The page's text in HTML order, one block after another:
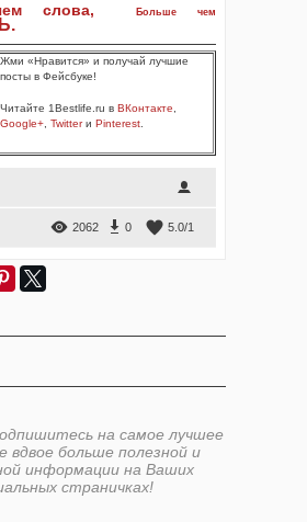
слова,
Больше чем
.
Жми «Нравится» и получай лучшие
посты в Фейсбуке!
Читайте 1Bestlife.ru в ВКонтакте
Google+ Twitterи Pinterest
2062 0 5.0/1
на самое лучшее
вдвое больше полезной и
информации на Ваших
страничках!